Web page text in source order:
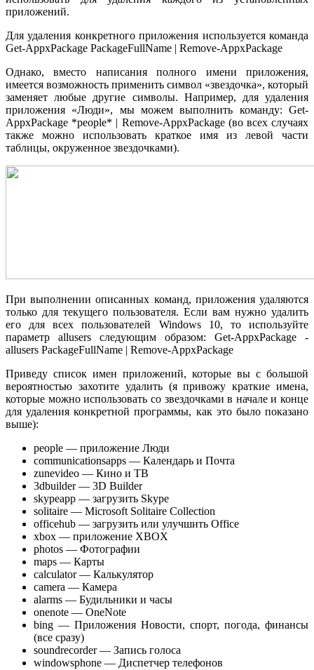
приложений.
Для удаления конкретного приложения используется команда
Get-AppxPackage PackageFullName | Remove-AppxPackage
Однако, вместо написания полного имени приложения,
имеется возможность применить символ «звездочка», который
заменяет любые другие символы. Например, для удаления
приложения «Люди», мы можем выполнить команду: Get-
AppxPackage *people* | Remove-AppxPackage (во всех случаях
также можно использовать краткое имя из левой части
таблицы, окруженное звездочками).
При выполнении описанных команд, приложения удаляются
только для текущего пользователя. Если вам нужно удалить
его для всех пользователей Windows 10, то используйте
параметр allusers следующим образом: Get-AppxPackage -
allusers PackageFullName | Remove-AppxPackage
Приведу список имен приложений, которые вы с большой
вероятностью захотите удалить (я привожу краткие имена,
которые можно использовать со звездочками в начале и конце
для удаления конкретной программы, как это было показано
выше):
people — приложение Люди
communicationsapps — Календарь и Почта
zunevideo — Кино и ТВ
3dbuilder — 3D Builder
skypeapp — загрузить Skype
solitaire — Microsoft Solitaire Collection
officehub — загрузить или улучшить Office
xbox — приложение XBOX
photos — Фотографии
maps — Карты
calculator — Калькулятор
camera — Камера
alarms — Будильники и часы
onenote — OneNote
bing — Приложения Новости, спорт, погода, финансы
(все сразу)
soundrecorder — Запись голоса
windowsphone — Диспетчер телефонов